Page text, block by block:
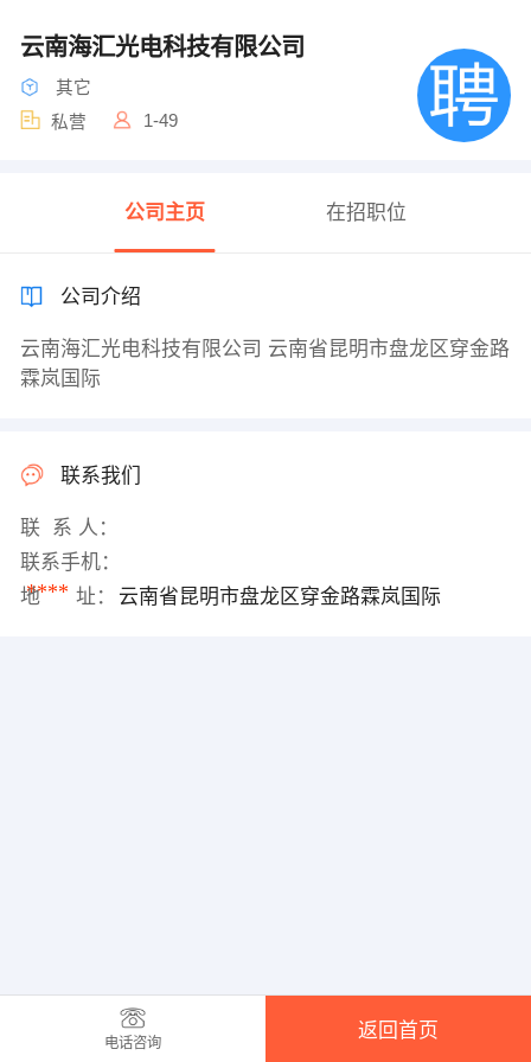
云南海汇光电科技有限公司
其它
私营
1-49
公司主页 在招职位
公司介绍
云南海汇光电科技有限公司 云南省昆明市盘龙区穿金路
霖岚国际
联系我们
联 系 人：
联系手机：
****
地 址： 云南省昆明市盘龙区穿金路霖岚国际
电话咨询
返回首页